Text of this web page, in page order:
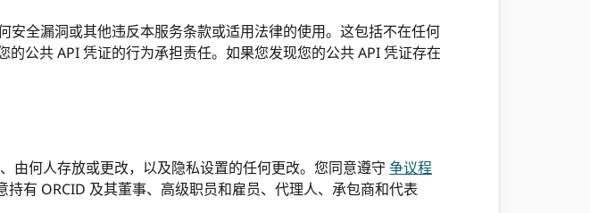
全漏洞或其他违反本服务条款或适用法律的使用。这包括不在任何
公共 API 凭证的行为承担责任。如果您发现您的公共 API 凭证存在
由何人存放或更改，以及隐私设置的任何更改。您同意遵守 争议程
有 ORCID 及其董事、高级职员和雇员、代理人、承包商和代表